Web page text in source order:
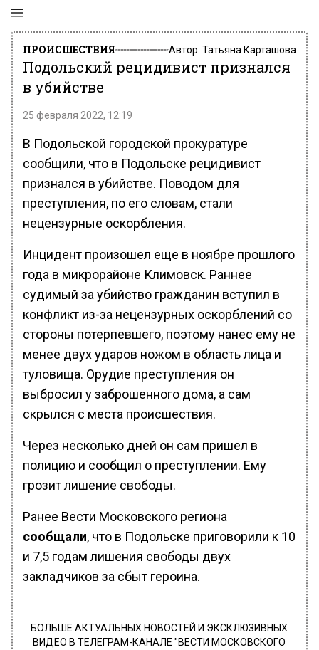
ПРОИСШЕСТВИЯ Автор: Татьяна Карташова
Подольский рецидивист признался
в убийстве
25 февраля 2022, 12:19
В Подольской городской прокуратуре
сообщили, что в Подольске рецидивист
признался в убийстве. Поводом для
преступления, по его словам, стали
нецензурные оскорбления.
Инцидент произошел еще в ноябре прошлого
года в микрорайоне Климовск. Раннее
судимый за убийство гражданин вступил в
конфликт из-за нецензурных оскорблений со
стороны потерпевшего, поэтому нанес ему не
менее двух ударов ножом в область лица и
туловища. Орудие преступления он
выбросил у заброшенного дома, а сам
скрылся с места происшествия.
Через несколько дней он сам пришел в
полицию и сообщил о преступлении. Ему
грозит лишение свободы.
Ранее Вести Московского региона
сообщали, что в Подольске приговорили к 10
и 7,5 годам лишения свободы двух
закладчиков за сбыт героина.
БОЛЬШЕ АКТУАЛЬНЫХ НОВОСТЕЙ И ЭКСКЛЮЗИВНЫХ
ВИДЕО В ТЕЛЕГРАМ-КАНАЛЕ "ВЕСТИ МОСКОВСКОГО